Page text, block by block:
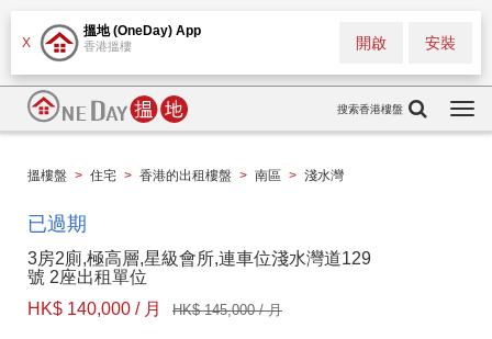
X
搵地 (OneDay) App
香港搵樓 安裝
開啟
搜索香港樓盤
搵樓盤 > 住宅 > 香港的出租樓盤 > 南區 > 淺水灣
已過期
3房2廁,極高層,星級會所,連車位淺水灣道129
號 2座出租單位
HK$ 140,000 / 月
HK$ 145,000 / 月